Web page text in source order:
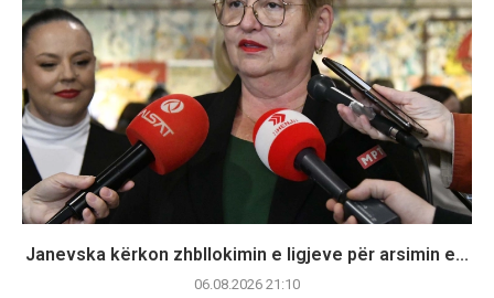
Janevska kërkon zhbllokimin e ligjeve për arsimin e...
06.08.2026 21:10